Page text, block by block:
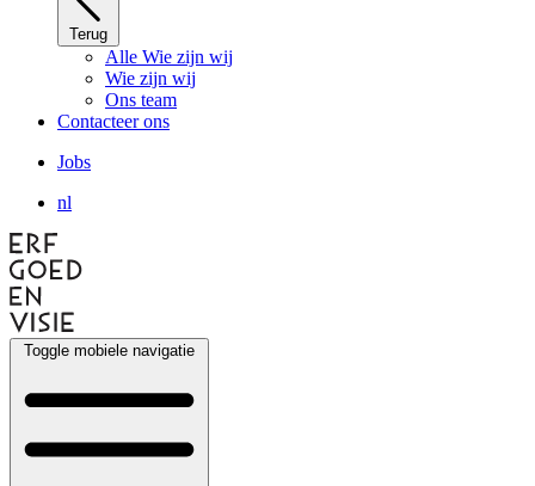
Terug
Alle Wie zijn wij
Wie zijn wij
Ons team
Contacteer ons
Jobs
nl
Toggle mobiele navigatie